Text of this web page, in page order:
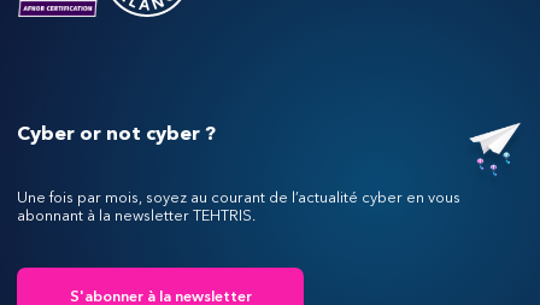
Cyber or not cyber ?
Une fois par mois, soyez au courant de l’actualité cyber en vous
abonnant à la newsletter TEHTRIS.
S'abonner à la newsletter